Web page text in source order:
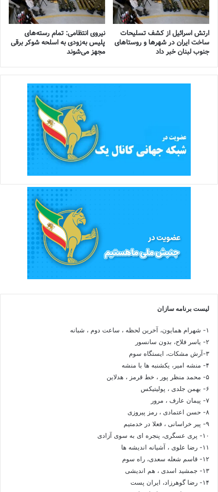
ارتش اسرائیل از کشف تسلیحات
ساخت ایران در شهرها و روستاهای
جنوب لبنان خبر داد
نیروی انتظامی: تمام رسته‌های
پلیس به‌زودی به اسلحه شوکر برقی
مجهز می‌شوند
لیست برنامه سازان
۱- شهرام همایون، آخرین لحظه ، ساعت دوم ، شبانه
۲- یاسر فلاح، بدون سانسور
۳-آرش مشکات، ایستگاه سوم
۴- منشه امیر، یکشنبه ها با منشه
۵- محمد منظر پور ، خط قرمز ، هدلاین
۶- بهمن جلدی ، پولیتیکس
۷- پیمان عارف ، مرور
۸- حسن اعتمادی ، رمز پیروزی
۹- پیر خراسانی ، فعلا در خدمتیم
۱۰- پری عسگری، پنجره ای به سوی آزادی
۱۱- رضا علوی ، آشیانه اندیشه ها
۱۲- قاسم شعله سعدی، راه سوم
۱۳- جمشید اسدی ، هم اندیشی
۱۴- رضا گوهرزاد، ایران پست